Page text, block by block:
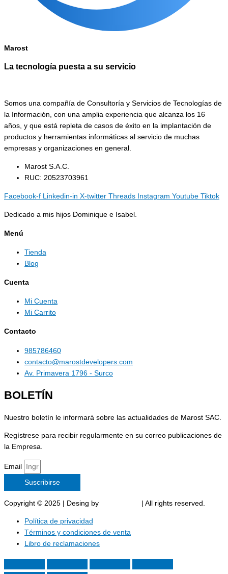
Marost
La tecnología puesta a su servicio
Somos una compañía de Consultoría y Servicios de Tecnologías de
la Información, con una amplia experiencia que alcanza los 16
años, y que está repleta de casos de éxito en la implantación de
productos y herramientas informáticas al servicio de muchas
empresas y organizaciones en general.
Marost S.A.C.
RUC: 20523703961
Facebook-f Linkedin-in X-twitter Threads Instagram Youtube Tiktok
Dedicado a mis hijos Dominique e Isabel.
Menú
Tienda
Blog
Cuenta
Mi Cuenta
Mi Carrito
Contacto
985786460
contacto@marostdevelopers.com
Av. Primavera 1796 - Surco
BOLETÍN
Nuestro boletín le informará sobre las actualidades de Marost SAC.
Regístrese para recibir regularmente en su correo publicaciones de
la Empresa.
Email
Suscribirse
Copyright © 2025 | Desing by | All rights reserved.
Política de privacidad
Términos y condiciones de venta
Libro de reclamaciones